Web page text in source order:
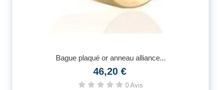
Bague plaqué or anneau alliance...
46,20 €
0 Avis